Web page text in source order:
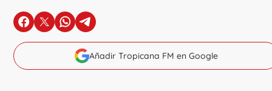
en Facebook
en Xen Whatsapp
en Telegram
Añadir Tropicana FM en Google